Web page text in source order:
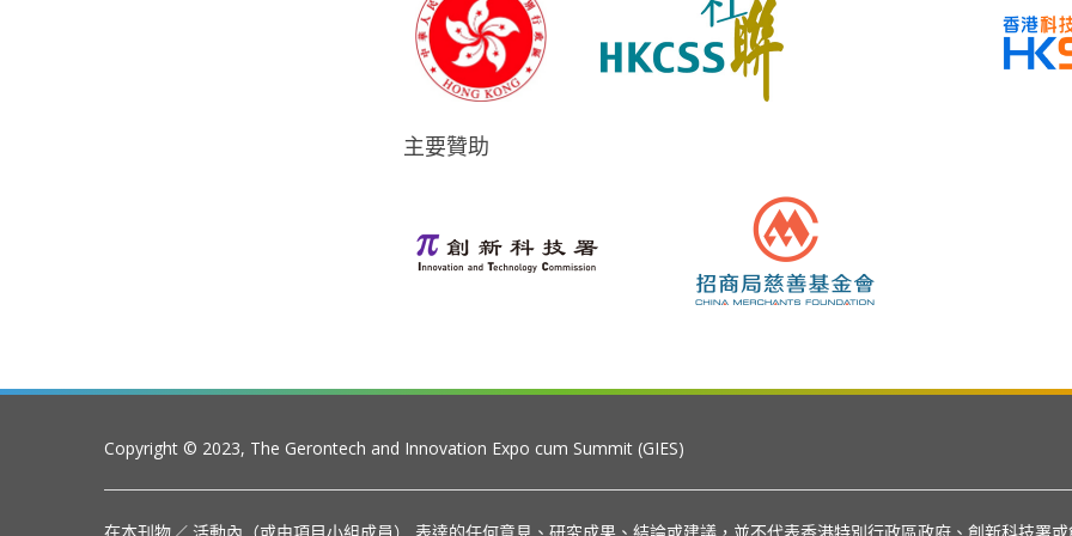
主要贊助
Copyright © 2023, The Gerontech and Innovation Expo cum Summit (GIES)
在本刊物／ 活動內（或由項目小組成員） 表達的任何意見、研究成果、結論或建議，並不代表香港特別行政區政府、創新科技署